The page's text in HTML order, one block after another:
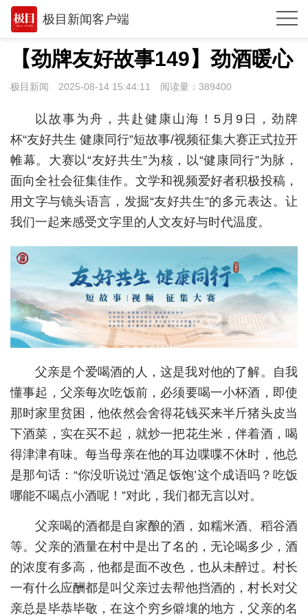
极目新闻客户端
推荐
观点
湖北
武汉
世相
环球
专题
极客圈
经济
城建
健康
悠游
相亲
汽车
房产
消费
创意
文化
【劲牌友好故事149】劲酒暖心
极目新闻 2025-08-14 15:44:11 阅读量： 389400
以故事为舟，共赴健康山海！5月9日，劲牌
杯“友好共生 健康同行”短故事/视频征集大赛正式拉开
帷幕。大赛以“友好共生”为核，以“健康同行”为脉，
面向全社会征集佳作。文学和视频爱好者积极投稿，
用文字与镜头语言，发掘“友好共生”的多元表达。让
我们一起来感受文字里的人文友好与时代温度。
父亲是个爱喝酒的人，这是我对他的了解。自我
懂事起，父亲每次吃饭前，必须要喝一小杯酒，即使
那时家里贫困，他依然会舍得花钱买来半斤猪头皮当
下酒菜，实在买不起，就炒一把花生米，伴着酒，喝
得津津有味。每当母亲在他的耳边喋喋不休时，他总
是那句话：“你没听说过‘酒足饭饱’这个成语吗？吃饭
哪能不喝点小酒呢！”对此，我们都无言以对。
父亲喝的酒都是自家酿的酒，如糯米酒、稻谷酒
等。父亲的酒量在村中是出了名的，无论喝多少，酒
的浓度有多高，他都是面不改色，也从未醉过。村长
一有什么应酬都是叫父亲过去帮他挡酒的，村长对父
亲总是毕恭毕敬，在这个穷乡僻壤的地方，父亲的名